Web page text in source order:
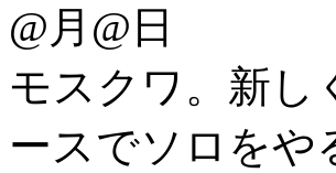
@月@日
モスクワ。新し
ースでソロをや